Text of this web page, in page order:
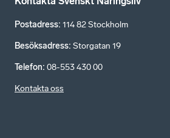
Postadress: 114 82 Stockholm
Besöksadress: Storgatan 19
Telefon: 08-553 430 00
Kontakta oss